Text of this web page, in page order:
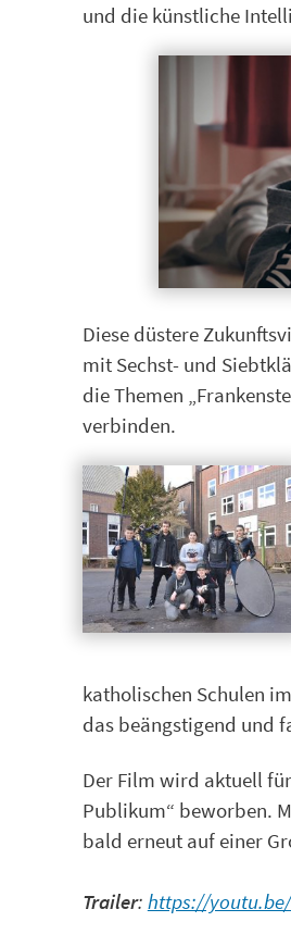
und die künstliche
Diese düstere
mit Sechst- und
die Themen
verbinden.
katholischen Schulen
das beängstigend und
Der Film wird aktuell
Publikum“ beworben.
bald erneut auf einer
Trailer: https://youtu.be/